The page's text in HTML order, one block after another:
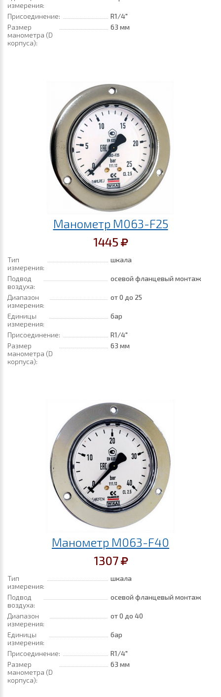
измерения:
Присоединение:
R1/4"
Размер
манометра (D
корпуса):
63 мм
Манометр M063-F25
1445
Тип
измерения:
шкала
Подвод
воздуха:
осевой фланцевый монтаж
Диапазон
измерения:
от 0 до 25
Единицы
измерения:
бар
Присоединение:
R1/4"
Размер
манометра (D
корпуса):
63 мм
Манометр M063-F40
1307
Тип
измерения:
шкала
Подвод
воздуха:
осевой фланцевый монтаж
Диапазон
измерения:
от 0 до 40
Единицы
измерения:
бар
Присоединение:
R1/4"
Размер
манометра (D
корпуса):
63 мм